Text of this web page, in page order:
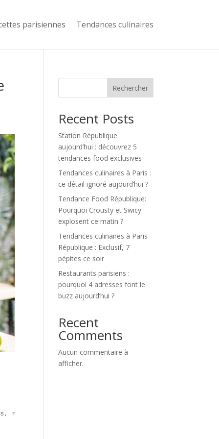
parisiennes Tendances culinaires
réalité augmentée et spectacles transforment un
Rechercher
Recent Posts
Station République
aujourd’hui : découvrez 5
tendances food exclusives
Tendances culinaires à Paris :
ce détail ignoré aujourd’hui ?
Tendance Food République:
Pourquoi Crousty et Swicy
explosent ce matin ?
Tendances culinaires à Paris
République : Exclusif, 7
pépites ce soir
Restaurants parisiens :
pourquoi 4 adresses font le
buzz aujourd’hui ?
Recent
Comments
Aucun commentaire à
afficher.